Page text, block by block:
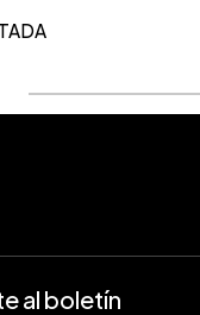
al boletín